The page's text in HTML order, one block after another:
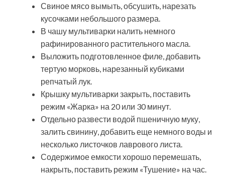
Свиное мясо вымыть, обсушить, нарезать
кусочками небольшого размера.
В чашу мультиварки налить немного
рафинированного растительного масла.
Выложить подготовленное филе, добавить
тертую морковь, нарезанный кубиками
репчатый лук.
Крышку мультиварки закрыть, поставить
режим «Жарка» на 20 или 30 минут.
Отдельно развести водой пшеничную муку,
залить свинину, добавить еще немного воды и
несколько листочков лаврового листа.
Содержимое емкости хорошо перемешать,
накрыть, поставить режим «Тушение» на час.